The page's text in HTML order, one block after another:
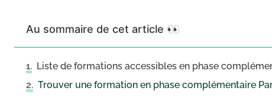
Au sommaire de cet article 👀
Liste de formations accessibles en phase
Trouver une formation en phase complémentaire